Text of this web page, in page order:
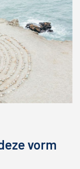
vorm